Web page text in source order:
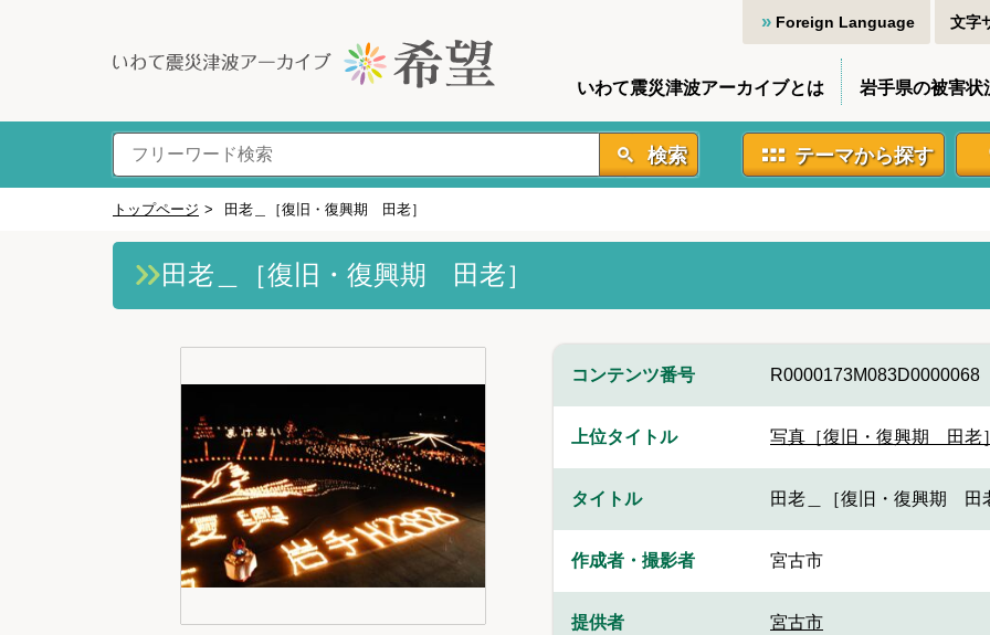
Foreign Language 文字
いわて震災津波アーカイブとは 岩手県の被害状
検索 テーマから探す
トップページ > 田老＿［復旧・復興期 田老］
田老＿［復旧・復興期 田老］
コンテンツ番号 R0000173M083D0000068
上位タイトル 写真［復旧・復興期 田老］
タイトル 田老＿［復旧・復興期 田
作成者・撮影者 宮古市
提供者 宮古市